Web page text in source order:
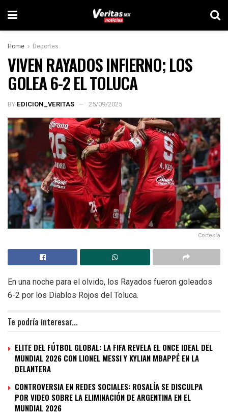
Home Deportes
VIVEN RAYADOS INFIERNO; LOS
GOLEA 6-2 EL TOLUCA
BY EDICION_VERITAS 25/09/2025
Cortesía
En una noche para el olvido, los Rayados fueron goleados
6-2 por los Diablos Rojos del Toluca.
Te podría interesar...
ELITE DEL FÚTBOL GLOBAL: LA FIFA REVELA EL ONCE IDEAL DEL
MUNDIAL 2026 CON LIONEL MESSI Y KYLIAN MBAPPÉ EN LA
DELANTERA
CONTROVERSIA EN REDES SOCIALES: ROSALÍA SE DISCULPA
POR VIDEO SOBRE LA ELIMINACIÓN DE ARGENTINA EN EL
MUNDIAL 2026